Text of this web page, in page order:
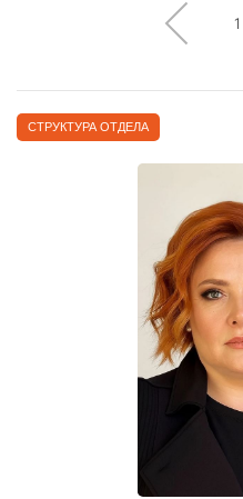
1
СТРУКТУРА ОТДЕЛА